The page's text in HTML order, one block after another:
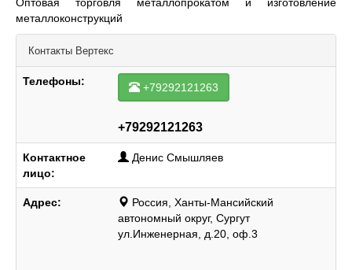
металлоконструкций
Контакты Вертекс
Телефоны: +79292121263
+79292121263
Контактное
лицо:
Денис Смышляев
Адрес:
Россия, Ханты-Мансийский
автономный округ, Сургут
ул.Инженерная, д.20, оф.3